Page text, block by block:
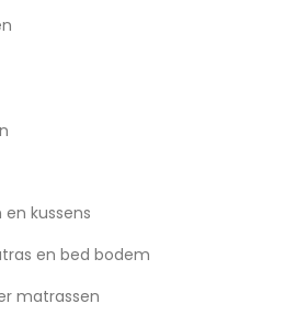
kussens
en bed bodem
matrassen